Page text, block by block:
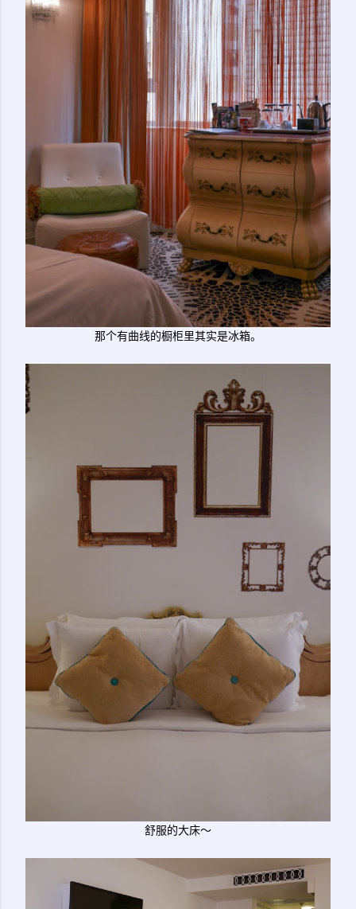
那个有曲线的橱柜里其实是冰箱。
舒服的大床～